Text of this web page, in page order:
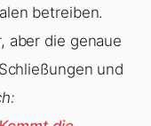
betreiben.
aber die genaue
und